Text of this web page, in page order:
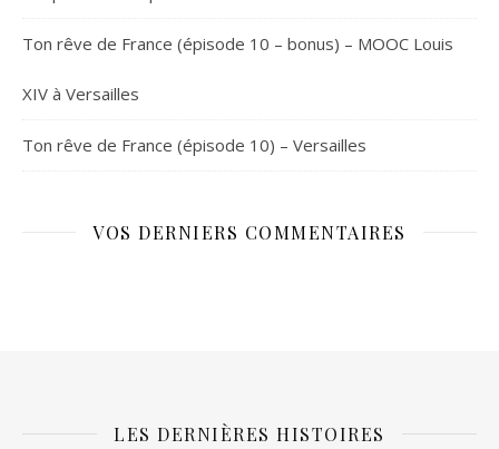
Ton rêve de France (épisode 10 – bonus) – MOOC Louis
XIV à Versailles
Ton rêve de France (épisode 10) – Versailles
VOS DERNIERS COMMENTAIRES
LES DERNIÈRES HISTOIRES